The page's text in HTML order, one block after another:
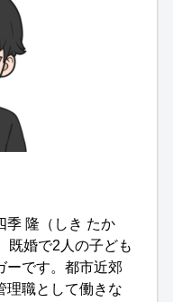
季 隆（しき たか
既婚で2人の子ども
ーです。都市近郊
理職として働きな